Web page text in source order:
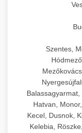
Szentes,
Balassagyarmat,
Hatvan,
Kecel, Dusnok,
Kelebia,